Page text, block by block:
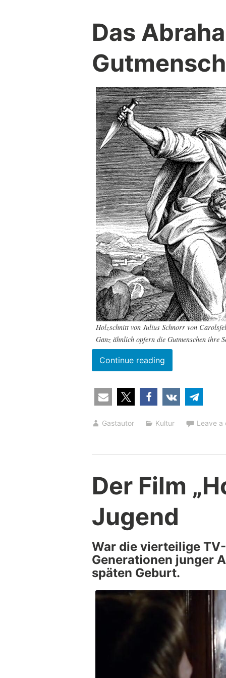
Das
Holzschnitt von Julius Schnorr von
Ganz ähnlich opfern die Gutmenschen ihre
Continue reading
Abraham-
Syndrom
des
Gastautor Kultur Leave a
Der Film
Jugend
War die vierteilige
Generationen junger
späten Geburt.